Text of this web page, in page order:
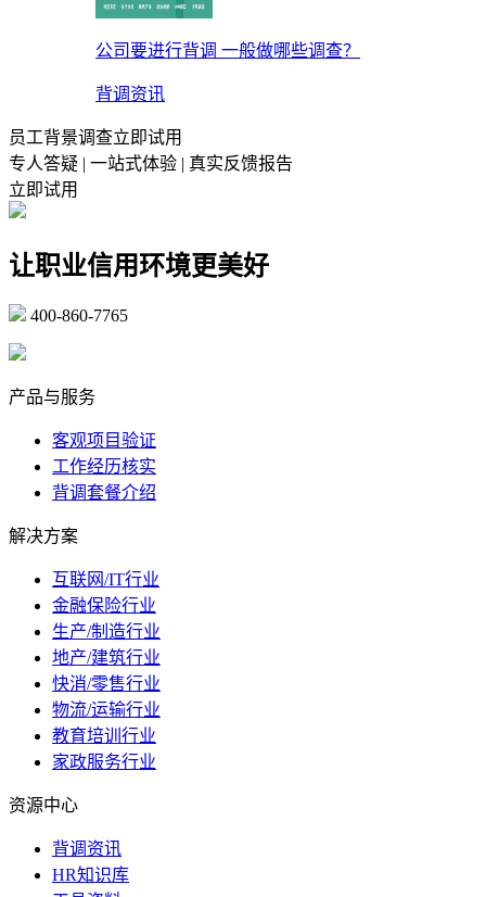
公司要进行背调 一般做哪些调查？
背调资讯
员工背景调查立即试用
专人答疑 | 一站式体验 | 真实反馈报告
立即试用
让职业信用环境更美好
400-860-7765
产品与服务
客观项目验证
工作经历核实
背调套餐介绍
解决方案
互联网/IT行业
金融保险行业
生产/制造行业
地产/建筑行业
快消/零售行业
物流/运输行业
教育培训行业
家政服务行业
资源中心
背调资讯
HR知识库